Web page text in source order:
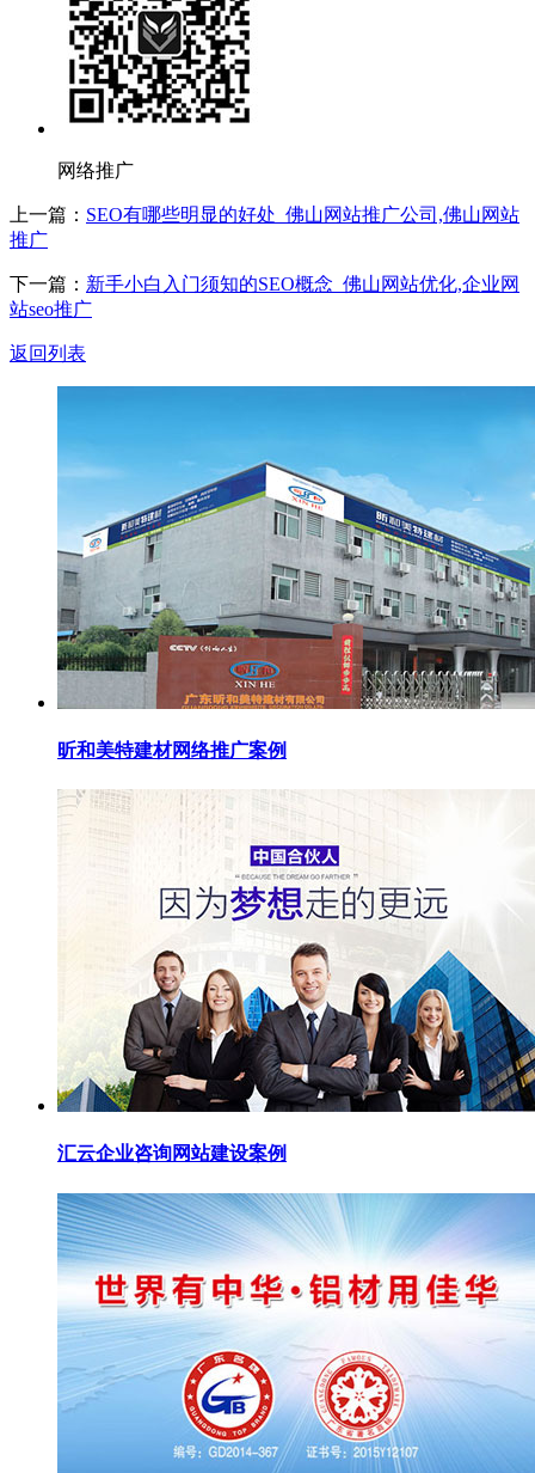
网络推广
上一篇： SEO有哪些明显的好处_佛山网站推广公司,佛山网站
推广
下一篇： 新手小白入门须知的SEO概念_佛山网站优化,企业网
站seo推广
返回列表
昕和美特建材网络推广案例
汇云企业咨询网站建设案例